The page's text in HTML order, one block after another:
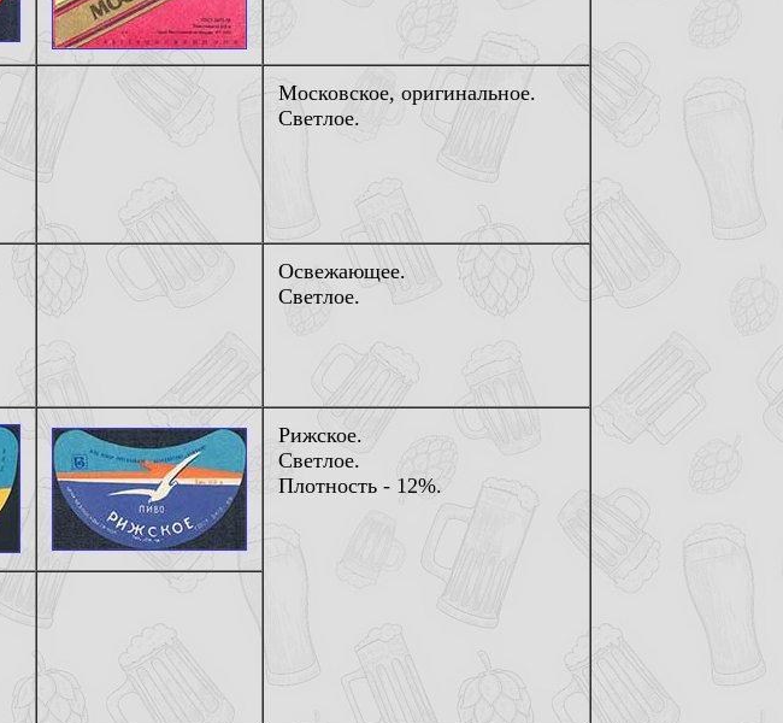
Московское, оригинальное.
Светлое.
Освежающее.
Светлое.
Рижское.
Светлое.
Плотность - 12%.